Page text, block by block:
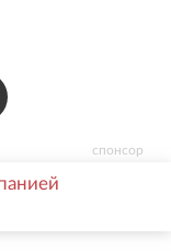
спонсор